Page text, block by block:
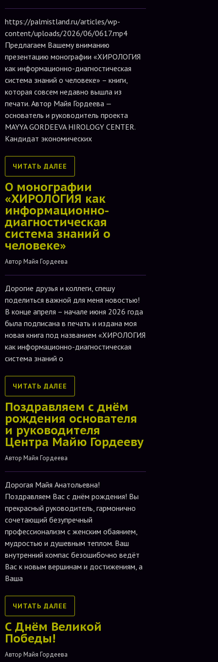
https://palmistland.ru/articles/wp-
content/uploads/2026/06/0617.mp4
Предлагаем Вашему вниманию
презентацию монографии «ХИРОЛОГИЯ
как информационно-диагностическая
система знаний о человеке» – книги,
которая совсем недавно вышла из
печати. Автор Майя Гордеева —
основатель и руководитель проекта
MAYYA GORDEEVA HIROLOGY CENTER.
Кандидат экономических
ЧИТАТЬ ДАЛЕЕ
О монографии
«ХИРОЛОГИЯ как
информационно-
диагностическая
система знаний о
человеке»
Автор Майя Гордеева
Дорогие друзья и коллеги, спешу
поделиться важной для меня новостью!
В конце апреля – начале июня 2026 года
была подписана в печать и издана моя
новая книга под названием «ХИРОЛОГИЯ
как информационно-диагностическая
система знаний о
ЧИТАТЬ ДАЛЕЕ
Поздравляем с днём
рождения основателя
и руководителя
Центра Майю Гордееву
Автор Майя Гордеева
Дорогая Майя Анатольевна!
Поздравляем Вас с днём рождения! Вы
прекрасный руководитель, гармонично
сочетающий безупречный
профессионализм с женским обаянием,
мудростью и душевным теплом. Ваш
внутренний компас безошибочно ведёт
Вас к новым вершинам и достижениям, а
Ваша
ЧИТАТЬ ДАЛЕЕ
С Днём Великой
Победы!
Автор Майя Гордеева